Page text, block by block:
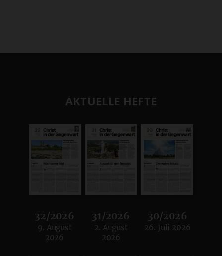
AKTUELLE HEFTE
32/2026
:
9. August
2026
31/2026
:
2. August
2026
30/2026
:
26. Juli 2026